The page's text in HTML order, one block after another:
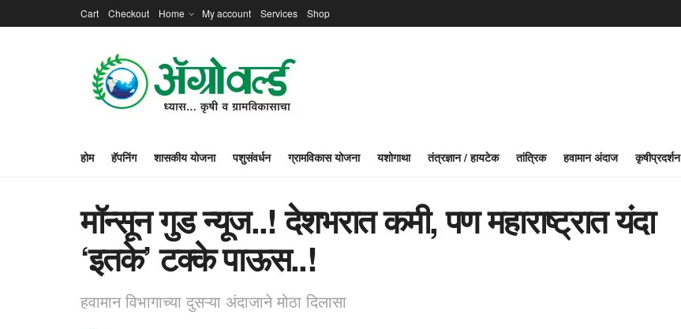
Cart Checkout Home My account Services Shop
होम हॅपनिंग शासकीय योजना पशुसंवर्धन ग्रामविकास योजना यशोगाथा तंत्रज्ञान / हायटेक तांत्रिक हवामान अंदाज कृषीप्रदर्शन
मॉन्सून गुड न्यूज..! देशभरात कमी, पण महाराष्ट्रात यंदा
‘इतके’ टक्के पाऊस..!
हवामान विभागाच्या दुसऱ्या अंदाजाने मोठा दिलासा